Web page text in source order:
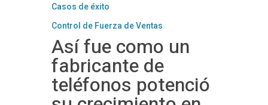
Casos de éxito
Control de Fuerza de Ventas
Así fue como un
fabricante de
teléfonos potenció